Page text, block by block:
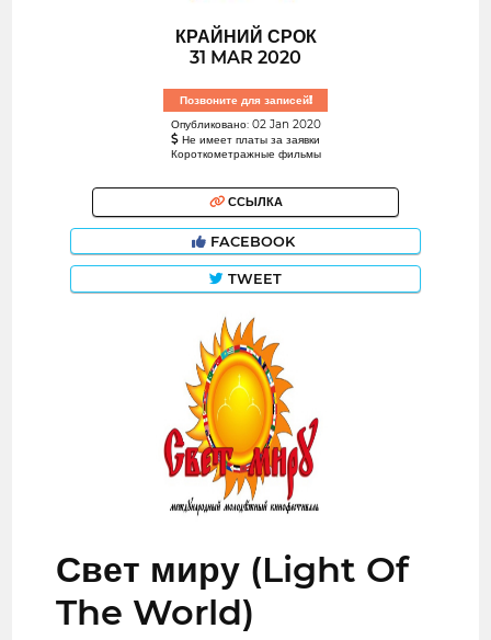
КРАЙНИЙ СРОК
31 MAR 2020
Позвоните для записей!
Опубликовано: 02 Jan 2020
Не имеет платы за заявки
Короткометражные фильмы
ССЫЛКА
FACEBOOK
TWEET
Свет миру (Light Of
The World)